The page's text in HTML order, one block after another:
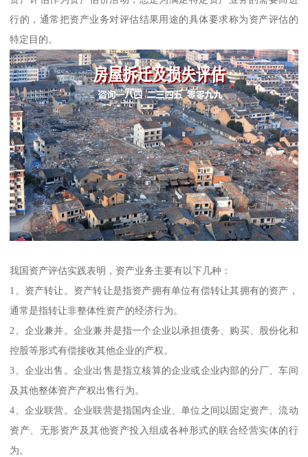
行的，通常把资产业务对评估结果用途的具体要求称为资产评估的
特定目的。
我国资产评估实践表明，资产业务主要有以下几种：
1、资产转让。资产转让是指资产拥有单位有偿转让其拥有的资产，
通常是指转让非整体性资产的经济行为。
2、企业兼并。企业兼并是指一个企业以承担债务、购买、股份化和
控股等形式有偿接收其他企业的产权。
3、企业出售。企业出售是指立核算的企业或企业内部的分厂、车间
及其他整体资产产权出售行为。
4、企业联营。企业联营是指国内企业、单位之间以固定资产、流动
资产、无形资产及其他资产投入组成各种形式的联合经营实体的行
为。